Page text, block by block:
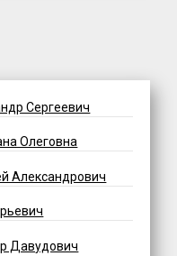
Сергеевич
Олеговна
Александрович
Давудович